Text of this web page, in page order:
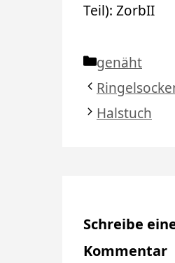
Teil): ZorbII
Kategorien
genäht
Halstuch
Schreibe
Kommentar